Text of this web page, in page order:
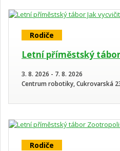
Rodiče
Letní příměstský
3. 8. 2026 - 7. 8. 2026
Centrum robotiky, Cukrovarská
Rodiče